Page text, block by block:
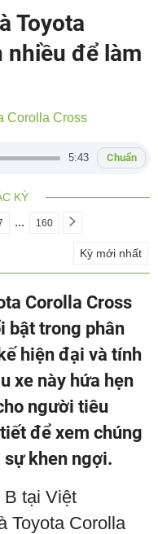
Toyota
nhiều để làm
Corolla Cross
5:43 Chuẩn
KỲ
... 160
Kỳ mới nhất
Corolla Cross
bật trong phân
hiện đại và tính
xe này hứa hẹn
người tiêu
để xem chúng
khen ngợi.
B tại Việt
Toyota Corolla